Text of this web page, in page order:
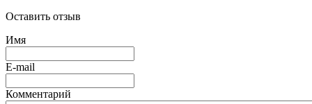
Оставить отзыв
Имя
E-mail
Комментарий